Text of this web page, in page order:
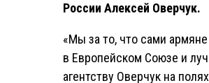
России Алексей Оверчук.
«Мы за то, что сами
в Европейском Союзе и
агентству Оверчук на